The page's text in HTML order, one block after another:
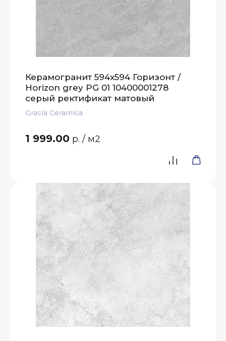
Керамогранит 594x594 Горизонт /
Horizon grey PG 01 10400001278
серый ректификат матовый
Gracia Ceramica
1 999.00 р. / м2